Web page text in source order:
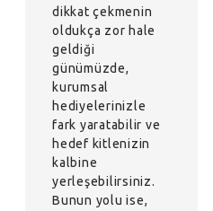
dikkat çekmenin
oldukça zor hale
geldiği
günümüzde,
kurumsal
hediyelerinizle
fark yaratabilir ve
hedef kitlenizin
kalbine
yerleşebilirsiniz.
Bunun yolu ise,